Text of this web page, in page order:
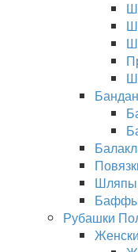
Шляпы
Рубашки